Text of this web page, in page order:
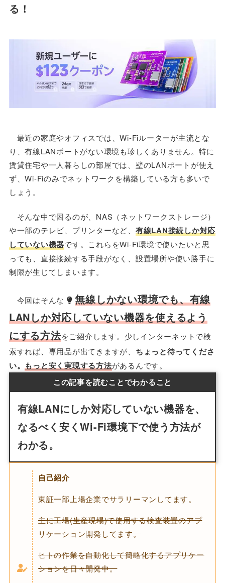
る！
最近の家庭やオフィスでは、Wi-Fiルーターが主流とな
り、有線LANポートがない環境も珍しくありません。特に
賃貸住宅や一人暮らしの部屋では、壁のLANポートが使え
ず、Wi-Fiのみでネットワークを構築している方も多いで
しょう。
そんな中で困るのが、NAS（ネットワークストレージ）
や一部のテレビ、プリンターなど、 有線LAN接続しか対応
していない機器です。これらをWi-Fi環境で使いたいと思
っても、直接接続する手段がなく、設置場所や使い勝手に
制限が生じてしまいます。
今回はそんな
無線しかない環境でも、有線
LANしか対応していない機器を使えるよう
にする方法をご紹介します。少しインターネットで検
索すれば、専用品が出てきますが、 ちょっと待ってくださ
い。もっと安く実現する方法があるんです。
この記事を読むことでわかること
有線LANにしか対応していない機器を、
なるべく安くWi-Fi環境下で使う方法が
わかる。
自己紹介
東証一部上場企業でサラリーマンしてます。
主に工場(生産現場)で使用する検査装置のアプ
リケーション開発してます。
ヒトの作業を自動化して簡略化するアプリケー
ションを日々開発中。